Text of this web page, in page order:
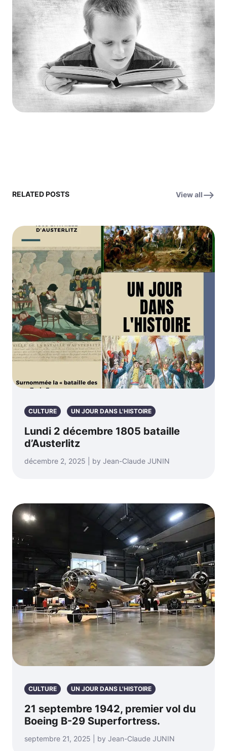
RELATED POSTS View all
CULTURE UN JOUR DANS L'HISTOIRE
Lundi 2 décembre 1805 bataille
d’Austerlitz
décembre 2, 2025 | by Jean-Claude JUNIN
CULTURE UN JOUR DANS L'HISTOIRE
21 septembre 1942, premier vol du
Boeing B-29 Superfortress.
septembre 21, 2025 | by Jean-Claude JUNIN